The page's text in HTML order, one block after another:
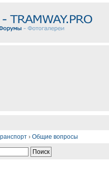
› Общие вопросы